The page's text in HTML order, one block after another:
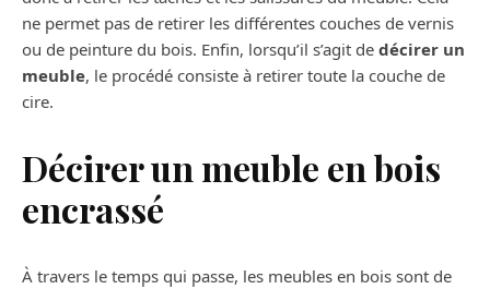
ne permet pas de retirer les différentes couches de vernis
ou de peinture du bois. Enfin, lorsqu’il s’agit de décirer un
meuble, le procédé consiste à retirer toute la couche de
cire.
Décirer un meuble en bois
encrassé
À travers le temps qui passe, les meubles en bois sont de